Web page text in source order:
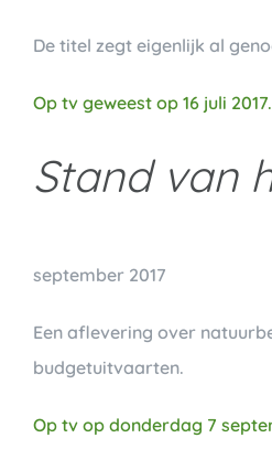
De titel zegt eigenlijk al
Op tv geweest op 16 juli 2017.
Stand van
september 2017
Een aflevering over
budgetuitvaarten.
Op tv op donderdag 7